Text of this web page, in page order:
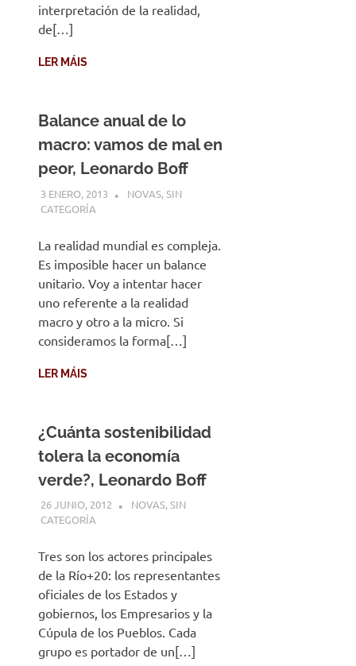
interpretación de la realidad,
de[…]
LER MÁIS
Balance anual de lo
macro: vamos de mal en
peor, Leonardo Boff
3 ENERO, 2013 DESARROLLO
NOVAS,SIN
CATEGORÍA
La realidad mundial es compleja.
Es imposible hacer un balance
unitario. Voy a intentar hacer
uno referente a la realidad
macro y otro a la micro. Si
consideramos la forma[…]
LER MÁIS
¿Cuánta sostenibilidad
tolera la economía
verde?, Leonardo Boff
26 JUNIO, 2012 DESARROLLO
NOVAS,SIN
CATEGORÍA
Tres son los actores principales
de la Río+20: los representantes
oficiales de los Estados y
gobiernos, los Empresarios y la
Cúpula de los Pueblos. Cada
grupo es portador de un[…]